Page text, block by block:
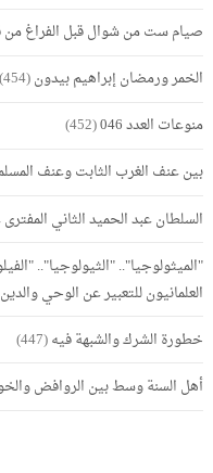
صيام ست من شوال قبل الفراغ
الخمر ورمضان إبراهيم بيدون(454)
منوعات العدد 046
(452)
بين عنف الغرب الثابت وعنف
السلطان عبد الحميد الثاني
"الميثولوجيا".. "الثيولوجيا"..
العلمانيون للتعبير عن الوحي والدين
خطورة الشرك والشبهة فيه(447)
أهل السنة وسط بين الروافض